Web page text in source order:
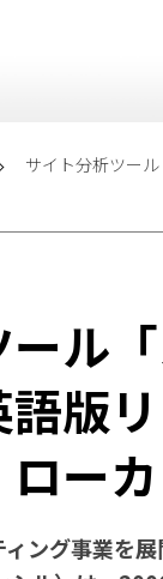
サイト分析ツー
ル
版
ー
ング事業を